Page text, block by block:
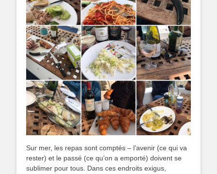
Sur mer, les repas sont comptés – l’avenir (ce qui va
rester) et le passé (ce qu’on a emporté) doivent se
sublimer pour tous. Dans ces endroits exigus,